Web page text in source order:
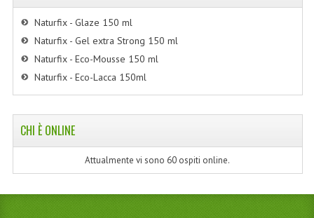
Naturfix - Glaze 150 ml
Naturfix - Gel extra Strong 150 ml
Naturfix - Eco-Mousse 150 ml
Naturfix - Eco-Lacca 150ml
CHI È ONLINE
Attualmente vi sono 60 ospiti online.